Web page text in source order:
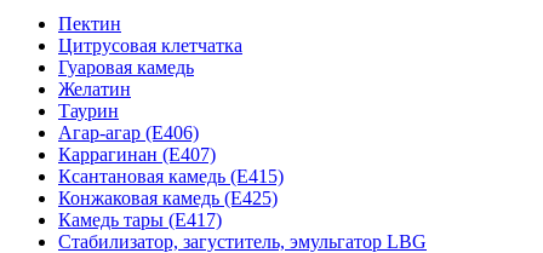
Пектин
Цитрусовая клетчатка
Гуаровая камедь
Желатин
Таурин
Агар-агар (Е406)
Каррагинан (Е407)
Ксантановая камедь (Е415)
Конжаковая камедь (Е425)
Камедь тары (Е417)
Стабилизатор, загуститель, эмульгатор LBG